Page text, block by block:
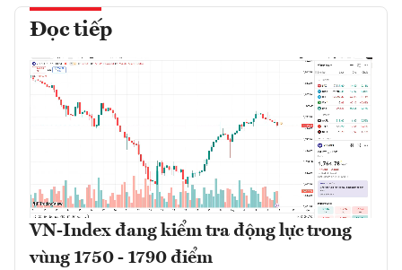
Đọc tiếp
VN-Index đang kiểm tra động lực trong
vùng 1750 - 1790 điểm